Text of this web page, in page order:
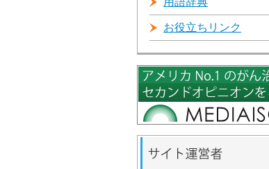
お役立ちリンク